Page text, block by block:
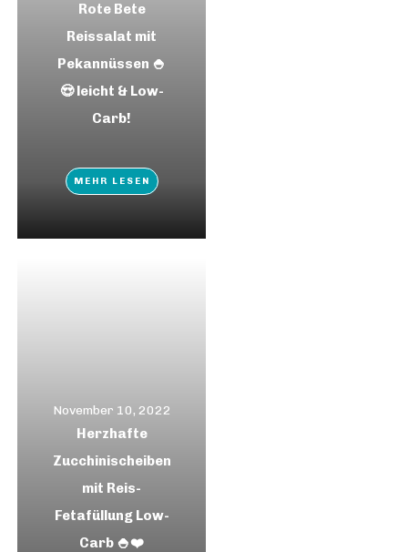
Rote Bete
Reissalat mit
Pekannüssen 🍚
😍 leicht & Low-
Carb!
MEHR LESEN
November 10, 2022
Herzhafte
Zucchinischeiben
mit Reis-
Fetafüllung Low-
Carb 🍚❤️